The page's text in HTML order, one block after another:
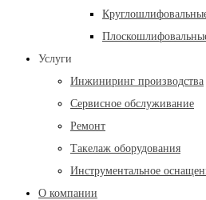
Услуги
Инжиниринг производства
Сервисное обслуживание
Ремонт
Такелаж оборудования
Инструментальное
О компании